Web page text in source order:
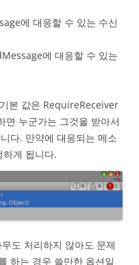
에 대응할 수 있는 수신
에 대응할 수 있는
본 값은 RequireReceiver
면 누군가는 그것을 받아서
다. 만약에 대응되는 메소
게 됩니다.
도 처리하지 않아도 문제
하는 경우 쓸만한 옵션일